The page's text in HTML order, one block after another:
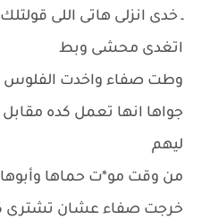
ـ خدى انزلى هاتى اللى
اتغدى محشى وبط
وطت صفاء واخدت الفلوس
جواها انها تعمل كده مقابل
ليهم
من وقت مو*ت حماها
خرجت صفاء عشان تشترى